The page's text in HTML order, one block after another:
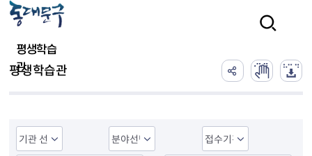
평생학습
관
평생학습관